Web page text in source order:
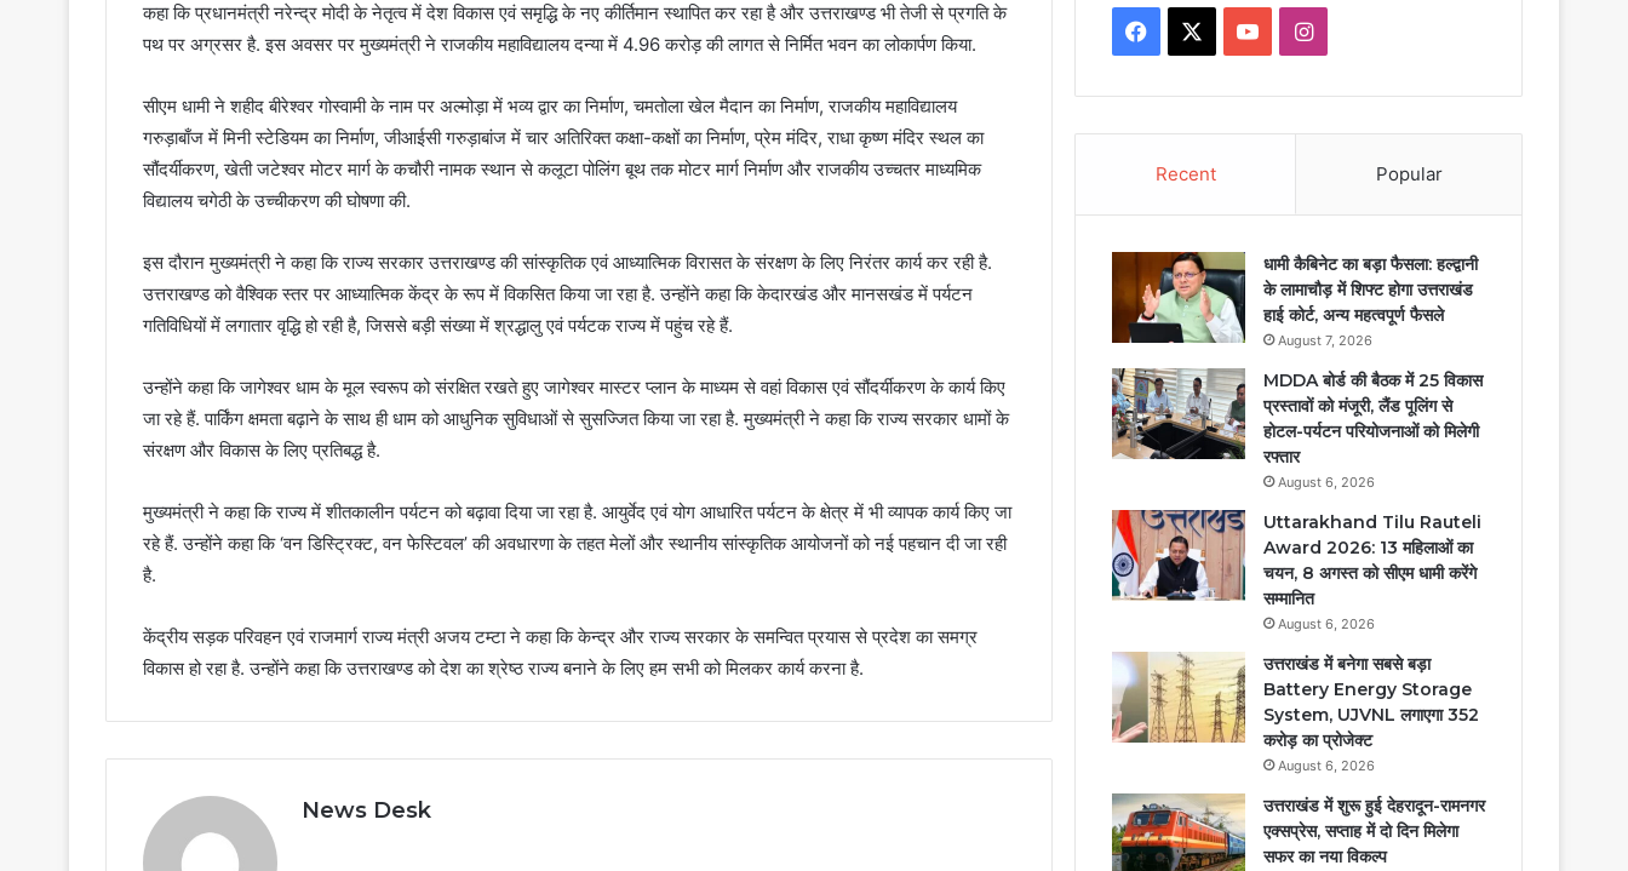
कहा कि प्रधानमंत्री नरेन्द्र मोदी के नेतृत्व में देश विकास एवं समृद्धि के नए कीर्तिमान स्थापित कर रहा है और उत्तराखण्ड भी तेजी से प्रगति के
पथ पर अग्रसर है. इस अवसर पर मुख्यमंत्री ने राजकीय महाविद्यालय दन्या में 4.96 करोड़ की लागत से निर्मित भवन का लोकार्पण किया.
सीएम धामी ने शहीद बीरेश्वर गोस्वामी के नाम पर अल्मोड़ा में भव्य द्वार का निर्माण, चमतोला खेल मैदान का निर्माण, राजकीय महाविद्यालय
गरुड़ाबाँज में मिनी स्टेडियम का निर्माण, जीआईसी गरुड़ाबांज में चार अतिरिक्त कक्षा-कक्षों का निर्माण, प्रेम मंदिर, राधा कृष्ण मंदिर स्थल का
सौंदर्यीकरण, खेती जटेश्वर मोटर मार्ग के कचौरी नामक स्थान से कलूटा पोलिंग बूथ तक मोटर मार्ग निर्माण और राजकीय उच्चतर माध्यमिक
विद्यालय चगेठी के उच्चीकरण की घोषणा की.
इस दौरान मुख्यमंत्री ने कहा कि राज्य सरकार उत्तराखण्ड की सांस्कृतिक एवं आध्यात्मिक विरासत के संरक्षण के लिए निरंतर कार्य कर रही है.
उत्तराखण्ड को वैश्विक स्तर पर आध्यात्मिक केंद्र के रूप में विकसित किया जा रहा है. उन्होंने कहा कि केदारखंड और मानसखंड में पर्यटन
गतिविधियों में लगातार वृद्धि हो रही है, जिससे बड़ी संख्या में श्रद्धालु एवं पर्यटक राज्य में पहुंच रहे हैं.
उन्होंने कहा कि जागेश्वर धाम के मूल स्वरूप को संरक्षित रखते हुए जागेश्वर मास्टर प्लान के माध्यम से वहां विकास एवं सौंदर्यीकरण के कार्य किए
जा रहे हैं. पार्किंग क्षमता बढ़ाने के साथ ही धाम को आधुनिक सुविधाओं से सुसज्जित किया जा रहा है. मुख्यमंत्री ने कहा कि राज्य सरकार धामों के
संरक्षण और विकास के लिए प्रतिबद्ध है.
मुख्यमंत्री ने कहा कि राज्य में शीतकालीन पर्यटन को बढ़ावा दिया जा रहा है. आयुर्वेद एवं योग आधारित पर्यटन के क्षेत्र में भी व्यापक कार्य किए जा
रहे हैं. उन्होंने कहा कि ‘वन डिस्ट्रिक्ट, वन फेस्टिवल’ की अवधारणा के तहत मेलों और स्थानीय सांस्कृतिक आयोजनों को नई पहचान दी जा रही
है.
केंद्रीय सड़क परिवहन एवं राजमार्ग राज्य मंत्री अजय टम्टा ने कहा कि केन्द्र और राज्य सरकार के समन्वित प्रयास से प्रदेश का समग्र
विकास हो रहा है. उन्होंने कहा कि उत्तराखण्ड को देश का श्रेष्ठ राज्य बनाने के लिए हम सभी को मिलकर कार्य करना है.
News Desk
Facebook YouTubeInstagram
Recent Popular
धामी कैबिनेट का बड़ा फैसला: हल्द्वानी
के लामाचौड़ में शिफ्ट होगा उत्तराखंड
हाई कोर्ट, अन्य महत्वपूर्ण फैसले
August 7, 2026
MDDA बोर्ड की बैठक में 25 विकास
प्रस्तावों को मंजूरी, लैंड पूलिंग से
होटल-पर्यटन परियोजनाओं को मिलेगी
रफ्तार
August 6, 2026
Uttarakhand Tilu Rauteli
Award 2026: 13 महिलाओं का
चयन, 8 अगस्त को सीएम धामी करेंगे
सम्मानित
August 6, 2026
उत्तराखंड में बनेगा सबसे बड़ा
Battery Energy Storage
System, UJVNL लगाएगा 352
करोड़ का प्रोजेक्ट
August 6, 2026
उत्तराखंड में शुरू हुई देहरादून-रामनगर
एक्सप्रेस, सप्ताह में दो दिन मिलेगा
सफर का नया विकल्प